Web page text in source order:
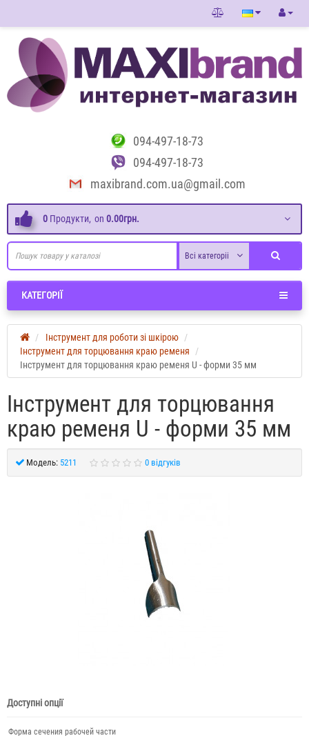
094-497-18-73
094-497-18-73
maxibrand.com.ua@gmail.com
0 Продукти, on 0.00грн.
Всі категоріі
КАТЕГОРІЇ
Інструмент для роботи зі шкірою
Інструмент для торцювання краю ременя
Інструмент для торцювання краю ременя U - форми 35 мм
Інструмент для торцювання
краю ременя U - форми 35 мм
Модель: 5211 0 відгуків
Доступні опції
Форма сечения рабочей части